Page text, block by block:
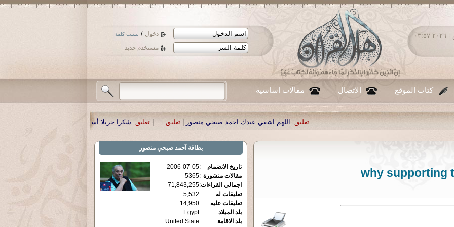
دخول / نسيت كلمة
مستخدم جديد
السبت ٠٨ - أغسطس - ٢٠٢٦ ٠٣:٥٧
كتاب الموقع الاتصال مقالات اساسية
اللهم اشفي عبدك احمد صبحي منصور|تعليق: ...
|تعليق: شكرا جزيلا أستاذ حمد الحمد .أكرمكم الله .
why supporting
بطاقة آحمد صبحي منصور
تاريخ الانضمام :
2006-07-05
مقالات منشورة :
5365
اجمالي القراءات:
71,843,255
تعليقات له
:
5,532
تعليقات عليه
:
14,950
بلد الميلاد
:
Egypt
بلد الاقامة
:
United State